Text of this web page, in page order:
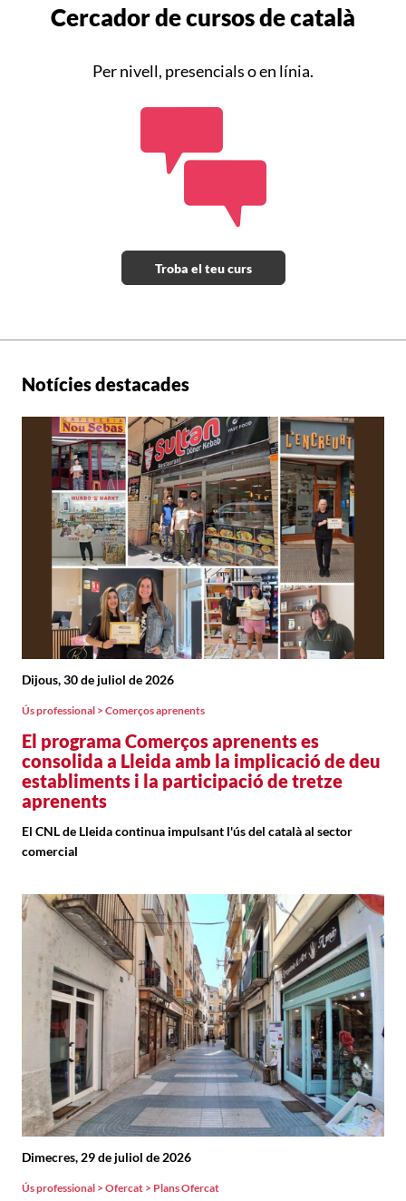
Cercador de cursos de català
Per nivell, presencials o en línia.
Troba el teu curs
Notícies destacades
El programa Comerços aprenents es
consolida a Lleida amb la implicació de deu
establiments i la participació de tretze
aprenents
Dijous, 30 de juliol de 2026
Ús professional > Comerços aprenents
El CNL de Lleida continua impulsant l'ús del català al sector
comercial
Dimecres, 29 de juliol de 2026
Ús professional > Ofercat > Plans Ofercat